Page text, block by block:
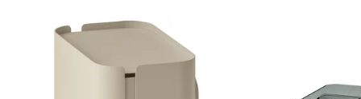
Spring listen over